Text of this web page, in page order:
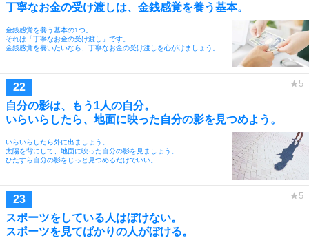
丁寧なお金の受け渡しは、金銭感覚を養う基本。
金銭感覚を養う基本の1つ。
それは「丁寧なお金の受け渡し」です。
金銭感覚を養いたいなら、丁寧なお金の受け渡しを心がけましょう。
自分の影は、もう1人の自分。
いらいらしたら、地面に映った自分の影を見つめよう。
いらいらしたら外に出ましょう。
太陽を背にして、地面に映った自分の影を見ましょう。
ひたすら自分の影をじっと見つめるだけでいい。
スポーツをしている人はぼけない。
スポーツを見てばかりの人がぼける。